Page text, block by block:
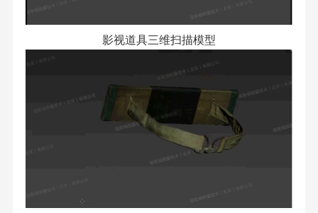
影视道具三维扫描模型